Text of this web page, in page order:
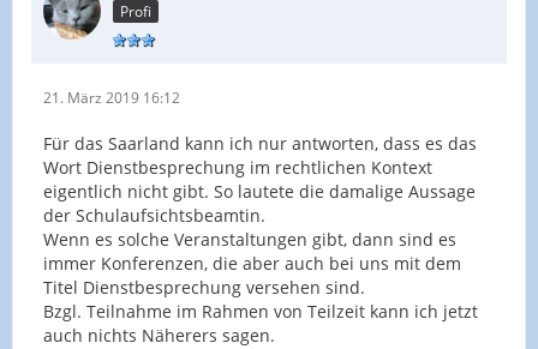
Profi
21. März 2019 16:12
Für das Saarland kann ich nur antworten, dass es das
Wort Dienstbesprechung im rechtlichen Kontext
eigentlich nicht gibt. So lautete die damalige Aussage
der Schulaufsichtsbeamtin.
Wenn es solche Veranstaltungen gibt, dann sind es
immer Konferenzen, die aber auch bei uns mit dem
Titel Dienstbesprechung versehen sind.
Bzgl. Teilnahme im Rahmen von Teilzeit kann ich jetzt
auch nichts Näherers sagen.